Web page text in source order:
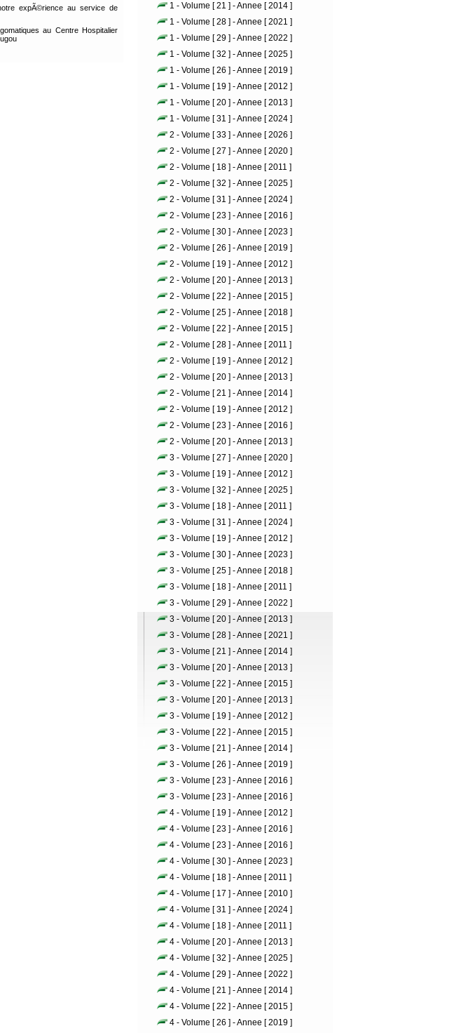
expÃ©rience au service de
au Centre Hospitalier
1 - Volume [ 21 ] - Annee [ 2014 ]
1 - Volume [ 28 ] - Annee [ 2021 ]
1 - Volume [ 29 ] - Annee [ 2022 ]
1 - Volume [ 32 ] - Annee [ 2025 ]
1 - Volume [ 26 ] - Annee [ 2019 ]
1 - Volume [ 19 ] - Annee [ 2012 ]
1 - Volume [ 20 ] - Annee [ 2013 ]
1 - Volume [ 31 ] - Annee [ 2024 ]
2 - Volume [ 33 ] - Annee [ 2026 ]
2 - Volume [ 27 ] - Annee [ 2020 ]
2 - Volume [ 18 ] - Annee [ 2011 ]
2 - Volume [ 32 ] - Annee [ 2025 ]
2 - Volume [ 31 ] - Annee [ 2024 ]
2 - Volume [ 23 ] - Annee [ 2016 ]
2 - Volume [ 30 ] - Annee [ 2023 ]
2 - Volume [ 26 ] - Annee [ 2019 ]
2 - Volume [ 19 ] - Annee [ 2012 ]
2 - Volume [ 20 ] - Annee [ 2013 ]
2 - Volume [ 22 ] - Annee [ 2015 ]
2 - Volume [ 25 ] - Annee [ 2018 ]
2 - Volume [ 22 ] - Annee [ 2015 ]
2 - Volume [ 28 ] - Annee [ 2011 ]
2 - Volume [ 19 ] - Annee [ 2012 ]
2 - Volume [ 20 ] - Annee [ 2013 ]
2 - Volume [ 21 ] - Annee [ 2014 ]
2 - Volume [ 19 ] - Annee [ 2012 ]
2 - Volume [ 23 ] - Annee [ 2016 ]
2 - Volume [ 20 ] - Annee [ 2013 ]
3 - Volume [ 27 ] - Annee [ 2020 ]
3 - Volume [ 19 ] - Annee [ 2012 ]
3 - Volume [ 32 ] - Annee [ 2025 ]
3 - Volume [ 18 ] - Annee [ 2011 ]
3 - Volume [ 31 ] - Annee [ 2024 ]
3 - Volume [ 19 ] - Annee [ 2012 ]
3 - Volume [ 30 ] - Annee [ 2023 ]
3 - Volume [ 25 ] - Annee [ 2018 ]
3 - Volume [ 18 ] - Annee [ 2011 ]
3 - Volume [ 29 ] - Annee [ 2022 ]
3 - Volume [ 20 ] - Annee [ 2013 ]
3 - Volume [ 28 ] - Annee [ 2021 ]
3 - Volume [ 21 ] - Annee [ 2014 ]
3 - Volume [ 20 ] - Annee [ 2013 ]
3 - Volume [ 22 ] - Annee [ 2015 ]
3 - Volume [ 20 ] - Annee [ 2013 ]
3 - Volume [ 19 ] - Annee [ 2012 ]
3 - Volume [ 22 ] - Annee [ 2015 ]
3 - Volume [ 21 ] - Annee [ 2014 ]
3 - Volume [ 26 ] - Annee [ 2019 ]
3 - Volume [ 23 ] - Annee [ 2016 ]
3 - Volume [ 23 ] - Annee [ 2016 ]
4 - Volume [ 19 ] - Annee [ 2012 ]
4 - Volume [ 23 ] - Annee [ 2016 ]
4 - Volume [ 23 ] - Annee [ 2016 ]
4 - Volume [ 30 ] - Annee [ 2023 ]
4 - Volume [ 18 ] - Annee [ 2011 ]
4 - Volume [ 17 ] - Annee [ 2010 ]
4 - Volume [ 31 ] - Annee [ 2024 ]
4 - Volume [ 18 ] - Annee [ 2011 ]
4 - Volume [ 20 ] - Annee [ 2013 ]
4 - Volume [ 32 ] - Annee [ 2025 ]
4 - Volume [ 29 ] - Annee [ 2022 ]
4 - Volume [ 21 ] - Annee [ 2014 ]
4 - Volume [ 22 ] - Annee [ 2015 ]
4 - Volume [ 26 ] - Annee [ 2019 ]